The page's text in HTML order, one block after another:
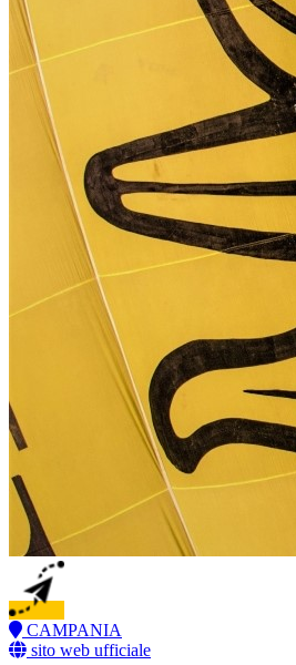
CAMPANIA
sito web ufficiale